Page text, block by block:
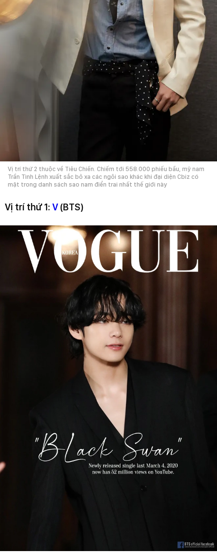
Vị trí thứ 2 thuộc về Tiêu Chiến. Chiếm tới 558.000 phiếu bầu, mỹ nam
Trần Tình Lệnh xuất sắc bỏ xa các ngôi sao khác khi đại diện Cbiz có
mặt trong danh sách sao nam điển trai nhất thế giới này
Vị trí thứ 1: V (BTS)